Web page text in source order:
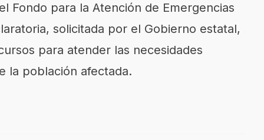
Fondo para la Atención de Emergencias
solicitada por el Gobierno estatal,
para atender las necesidades
la población afectada.